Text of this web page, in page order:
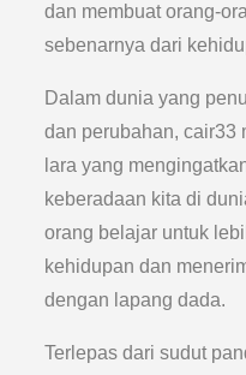
dan membuat orang-
sebenarnya dari
Dalam dunia yang
dan perubahan, cair33
lara yang
keberadaan kita di
orang belajar untuk
kehidupan dan
dengan lapang dada.
Terlepas dari sudut